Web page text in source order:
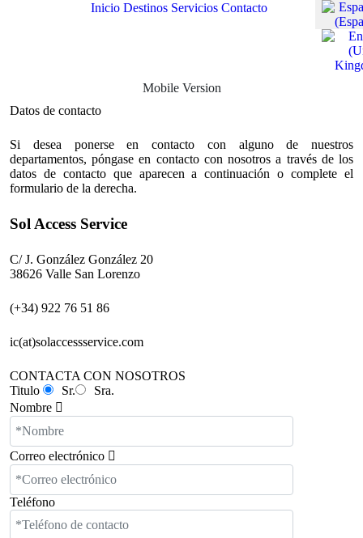
Inicio Destinos Servicios Contacto
Mobile Version
Datos de contacto
Si desea ponerse en contacto con alguno de nuestros
departamentos, póngase en contacto con nosotros a través de los
datos de contacto que aparecen a continuación o complete el
formulario de la derecha.
Sol Access Service
C/ J. González González 20
38626 Valle San Lorenzo
(+34) 922 76 51 86
ic(at)solaccessservice.com
CONTACTA CON NOSOTROS
Titulo
Sr.
Sra.
Nombre
Correo electrónico
Teléfono